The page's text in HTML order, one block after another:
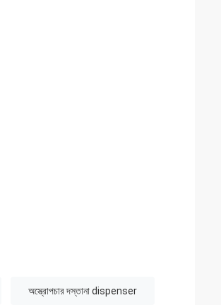
অস্ত্রোপচার দস্তানা dispenser